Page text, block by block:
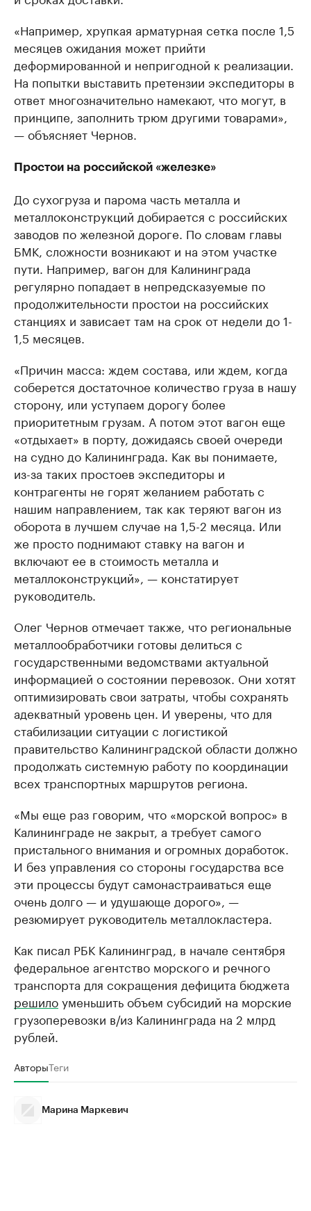
«Например, хрупкая арматурная сетка после 1,5
месяцев ожидания может прийти
деформированной и непригодной к реализации.
На попытки выставить претензии экспедиторы в
ответ многозначительно намекают, что могут, в
принципе, заполнить трюм другими товарами»,
— объясняет Чернов.
Простои на российской «железке»
До сухогруза и парома часть металла и
металлоконструкций добирается с российских
заводов по железной дороге. По словам главы
БМК, сложности возникают и на этом участке
пути. Например, вагон для Калининграда
регулярно попадает в непредсказуемые по
продолжительности простои на российских
станциях и зависает там на срок от недели до 1-
1,5 месяцев.
«Причин масса: ждем состава, или ждем, когда
соберется достаточное количество груза в нашу
сторону, или уступаем дорогу более
приоритетным грузам. А потом этот вагон еще
«отдыхает» в порту, дожидаясь своей очереди
на судно до Калининграда. Как вы понимаете,
из-за таких простоев экспедиторы и
контрагенты не горят желанием работать с
нашим направлением, так как теряют вагон из
оборота в лучшем случае на 1,5-2 месяца. Или
же просто поднимают ставку на вагон и
включают ее в стоимость металла и
металлоконструкций», — констатирует
руководитель.
Олег Чернов отмечает также, что региональные
металлообработчики готовы делиться с
государственными ведомствами актуальной
информацией о состоянии перевозок. Они хотят
оптимизировать свои затраты, чтобы сохранять
адекватный уровень цен. И уверены, что для
стабилизации ситуации с логистикой
правительство Калининградской области должно
продолжать системную работу по координации
всех транспортных маршрутов региона.
«Мы еще раз говорим, что «морской вопрос» в
Калининграде не закрыт, а требует самого
пристального внимания и огромных доработок.
И без управления со стороны государства все
эти процессы будут самонастраиваться еще
очень долго — и удушающе дорого», —
резюмирует руководитель металлокластера.
Как писал РБК Калининград, в начале сентября
федеральное агентство морского и речного
транспорта для сокращения дефицита бюджета
решилоуменьшить объем субсидий на морские
грузоперевозки в/из Калининграда на 2 млрд
рублей.
АвторыТеги
Марина Маркевич